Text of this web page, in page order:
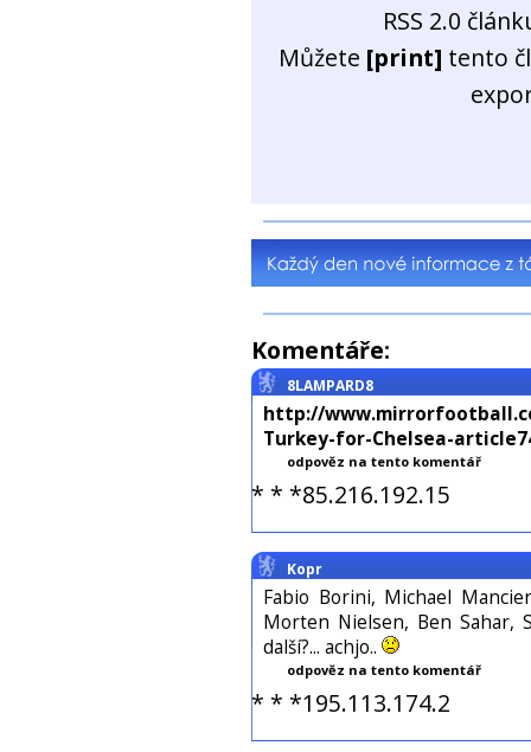
RSS 2.0
Můžete [print] tento
Komentáře:
8LAMPARD8
http://
Turkey-for-Chelsea-
odpověz na tento komentář
* * *85.216.192.15
Kopr
Fabio Borini, Michael
Morten Nielsen, Ben Sahar,
další?... achjo..
odpověz na tento komentář
* * *195.113.174.2